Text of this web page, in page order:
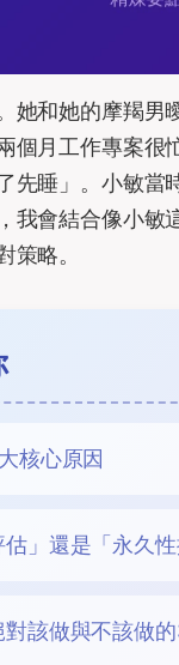
她和她的摩羯
個月工作專案
先睡」。小敏
我會結合像小
策略。
核心原因
」還是「永久性
該做與不該做